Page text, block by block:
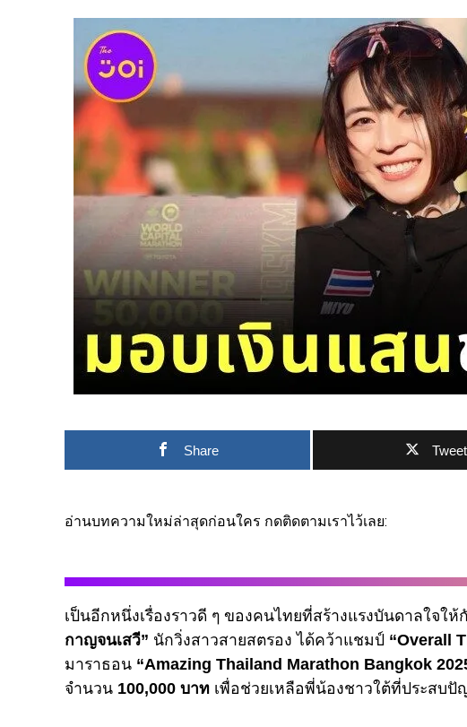
Share Tweet
อ่านบทความใหม่ล่าสุดก่อนใคร กดติดตามเราไว้เลย:
เป็นอีกหนึ่งเรื่องราวดี ๆ ของคนไทยที่สร้างแรงบันดาลใจให้
กาญจนเสวี” นักวิ่งสาวสายสตรอง ได้คว้าแชมป์ “Overall
มาราธอน “Amazing Thailand Marathon Bangkok
จำนวน 100,000 บาท เพื่อช่วยเหลือพี่น้องชาวใต้ที่ประสบ